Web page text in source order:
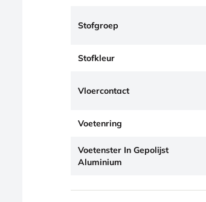
Stofgroep
Stofkleur
Vloercontact
Voetenring
Voetenster In Gepolijst
Aluminium